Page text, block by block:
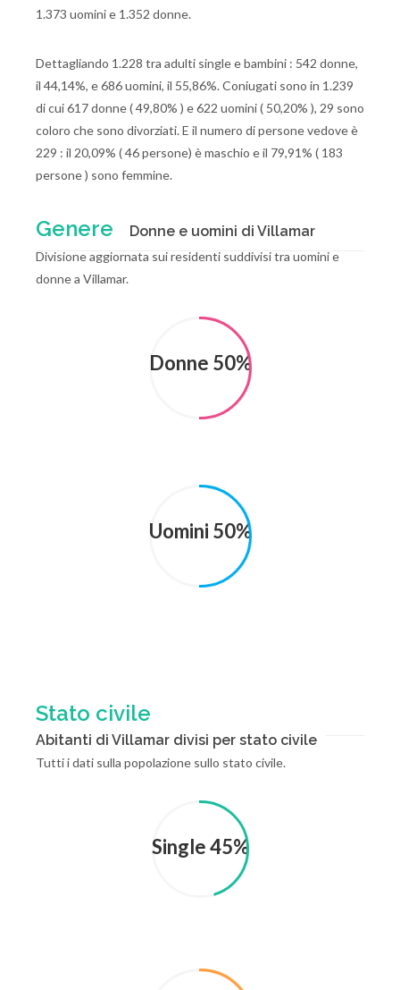
1.373 uomini e 1.352 donne.
Dettagliando 1.228 tra adulti single e bambini : 542 donne,
il 44,14%, e 686 uomini, il 55,86%. Coniugati sono in 1.239
di cui 617 donne ( 49,80% ) e 622 uomini ( 50,20% ), 29 sono
coloro che sono divorziati. E il numero di persone vedove è
229 : il 20,09% ( 46 persone) è maschio e il 79,91% ( 183
persone ) sono femmine.
Genere Donne e uomini di Villamar
Divisione aggiornata sui residenti suddivisi tra uomini e
donne a Villamar.
Donne 50%
Uomini 50%
Stato civile
Abitanti di Villamar divisi per stato civile
Tutti i dati sulla popolazione sullo stato civile.
Single 45%